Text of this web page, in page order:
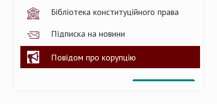
Бібліотека конституційного права
Підписка на новини
Повідом про корупцію